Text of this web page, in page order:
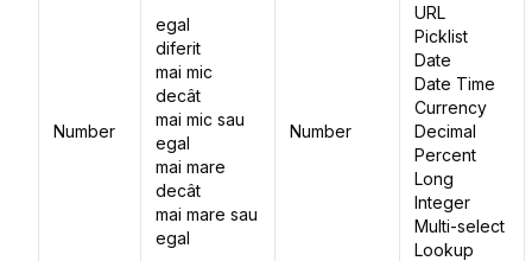
Number
egal
diferit
mai mic
decât
mai mic sau
egal
mai mare
decât
mai mare sau
egal
Number
URL
Picklist
Date
Date Time
Currency
Decimal
Percent
Long
Integer
Multi-select
Lookup